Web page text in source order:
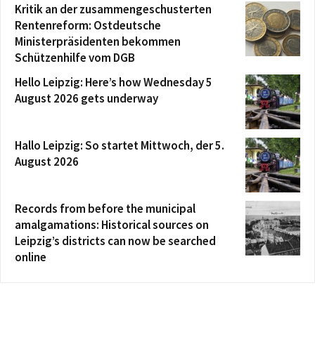
Kritik an der zusammengeschusterten
Rentenreform: Ostdeutsche
Ministerpräsidenten bekommen
Schützenhilfe vom DGB
Hello Leipzig: Here’s how Wednesday 5
August 2026 gets underway
Hallo Leipzig: So startet Mittwoch, der 5.
August 2026
Records from before the municipal
amalgamations: Historical sources on
Leipzig’s districts can now be searched
online